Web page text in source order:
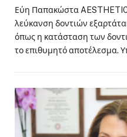
Εύη Παπακώστα
λεύκανση δοντιών
όπως η κατάσταση των
το επιθυμητό αποτέλεσμα.